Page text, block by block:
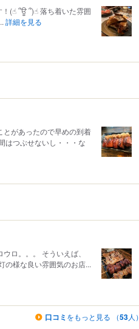
(☝︎ ՞ਊ ՞)☝︎ 落ち着いた雰囲
詳細を見る
とがあったので早めの到着
はつぶせないし・・・な
ロ。。。 そういえば、
の様な良い雰囲気のお店...
口コミ をもっと見る （53人）